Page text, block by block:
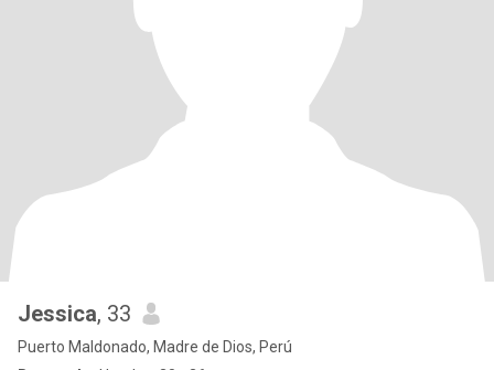
Jessica, 33
Puerto Maldonado, Madre de Dios, Perú